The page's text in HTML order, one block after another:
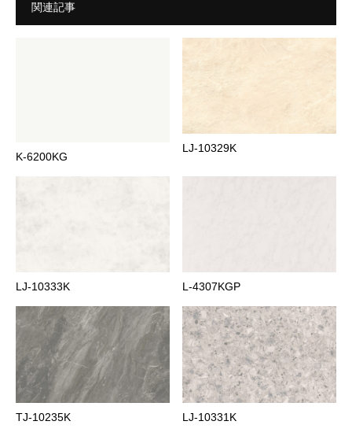
関連記事
K-6200KG
LJ-10329K
LJ-10333K L-4307KGP
TJ-10235K LJ-10331K